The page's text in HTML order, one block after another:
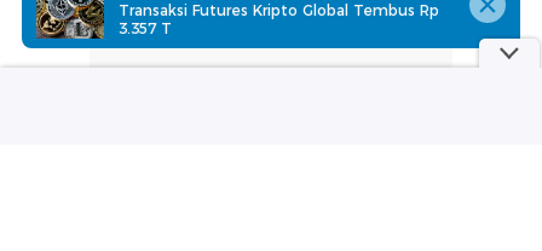
Transaksi Futures Kripto Global Tembus Rp
3.357 T